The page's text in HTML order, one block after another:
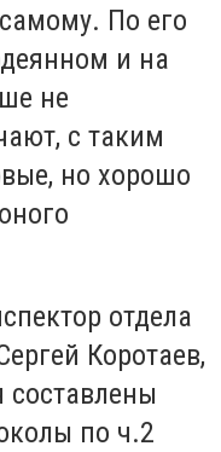
По его
и на
не
с таким
но хорошо
отдела
Коротаев,
по ч.2